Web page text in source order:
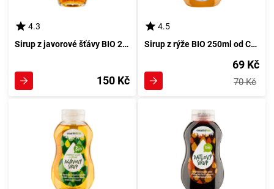
4.3
Sirup z javorové šťávy BIO 250ml prvotřídní kvality
150 Kč
4.5
Sirup z rýže BIO 250ml od Country Life
69 Kč
70 Kč